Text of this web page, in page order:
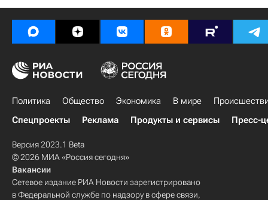
Политика Общество Экономика В мире
Спецпроекты
Реклама Продукты и сервисы Пресс-
Версия 2023.1 Beta
© 2026 МИА «Россия сегодня»
Вакансии
Сетевое издание РИА Новости зарегистрировано
в Федеральной службе по надзору в сфере связи,